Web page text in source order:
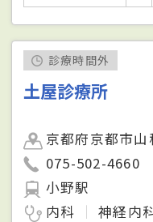
診療時間外
土屋診療所
京都府京都市
075-502-4660
小野駅
内科
神経内